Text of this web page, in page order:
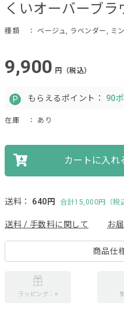
くいオーバーブ
種類 ： ベージュ, ラベンダー, ミ
9,900 円（税込）
もらえるポイント： 90
在庫 ： あり
カートに入れ
送料： 640円 合計15,000円（税
送料 / 手数料に関して お
商品仕
ラッピング：×